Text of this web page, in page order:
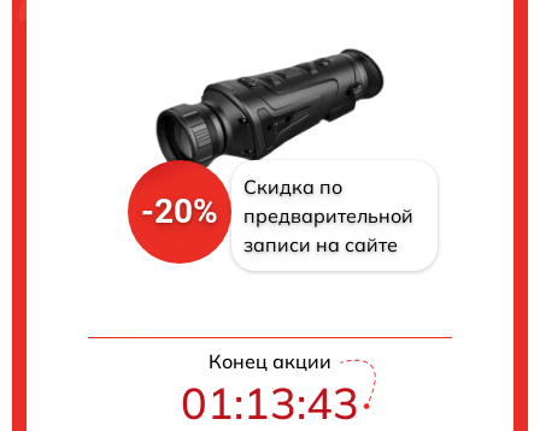
-20%
Скидка по
предварительной
записи на сайте
Конец акции
01:13:42